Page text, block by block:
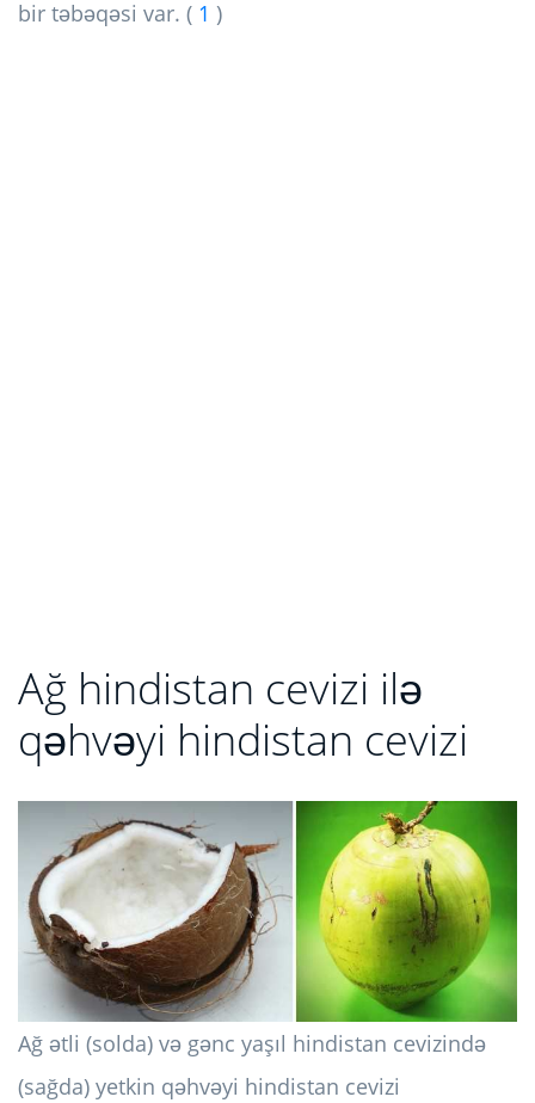
bir təbəqəsi var. ( 1 )
Ağ hindistan cevizi ilə
qəhvəyi hindistan cevizi
Ağ ətli (solda) və gənc yaşıl hindistan cevizində
(sağda) yetkin qəhvəyi hindistan cevizi